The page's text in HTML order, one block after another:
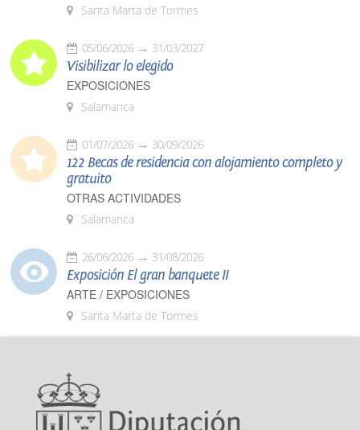
Santa Marta de Tormes
05/06/2026 31/03/2027
Visibilizar lo elegido
EXPOSICIONES
Salamanca
01/07/2026 30/09/2026
122 Becas de residencia con alojamiento completo y
gratuito
OTRAS ACTIVIDADES
Salamanca
26/06/2026 31/08/2026
Exposición El gran banquete II
ARTE / EXPOSICIONES
Santa Marta de Tormes